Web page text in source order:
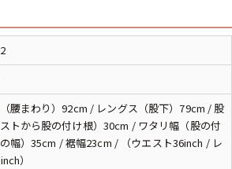
マニアックから探す
アニメ
Tシャツ
映画
Tシャツ
ボロ ミリタリー
腰まわり）92cm / レングス（股下）79cm / 股
トから股の付け根）30cm / ワタリ幅（股の付
幅）35cm / 裾幅23cm / （ウエスト36inch / レ
）